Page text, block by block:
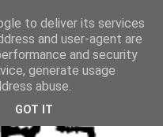
to deliver its services
and user-agent are
and security
generate usage
abuse.
GOT IT